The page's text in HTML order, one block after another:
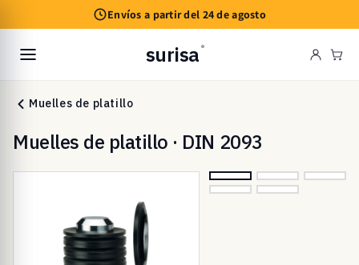
al contenido
Envíos a partir del 24 de agosto
surisa ®
Muelles de platillo
Muelles de platillo · DIN 2093